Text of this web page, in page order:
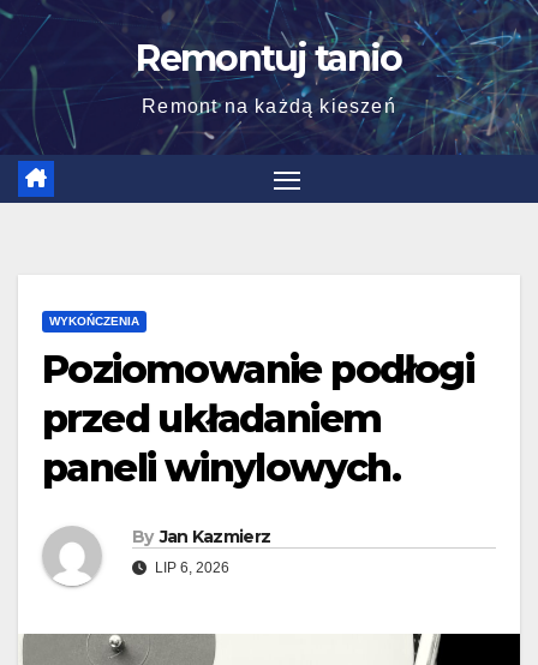
Skip
content
Remontuj tanio
Remont na każdą kieszeń
WYKOŃCZENIA
Poziomowanie podłogi
przed układaniem
paneli winylowych.
By Jan Kazmierz
LIP 6, 2026